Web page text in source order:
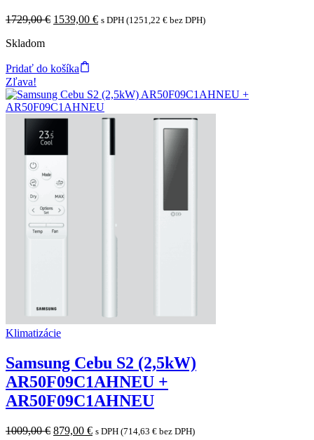
1729,00€ Original
1539,00 €Current
s DPH (1251,22 € bez DPH)
Skladom
Pridať do košíka
Zľava!
Klimatizácie
Samsung Cebu S2 (2,5kW)
AR50F09C1AHNEU +
AR50F09C1AHNEU
1009,00€ Original
879,00 €Current
s DPH (714,63 € bez DPH)